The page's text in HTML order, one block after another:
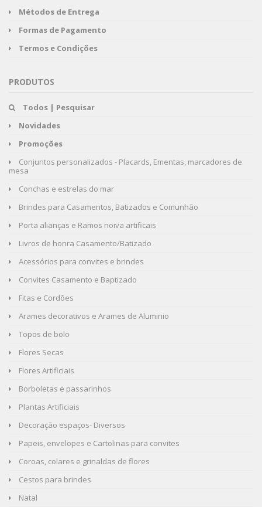
Métodos de Entrega
Formas de Pagamento
Termos e Condições
PRODUTOS
Todos | Pesquisar
Novidades
Promoções
Conjuntos personalizados - Placards, Ementas, marcadores de
mesa
Conchas e estrelas do mar
Brindes para Casamentos, Batizados e Comunhão
Porta alianças e Ramos noiva artificais
Livros de honra Casamento/Batizado
Acessórios para convites e brindes
Convites Casamento e Baptizado
Fitas e Cordões
Arames decorativos e Arames de Aluminio
Topos de bolo
Flores Secas
Flores Artificiais
Borboletas e passarinhos
Plantas Artificiais
Decoração espaços- Diversos
Papeis, envelopes e Cartolinas para convites
Coroas, colares e grinaldas de flores
Cestos para brindes
Natal